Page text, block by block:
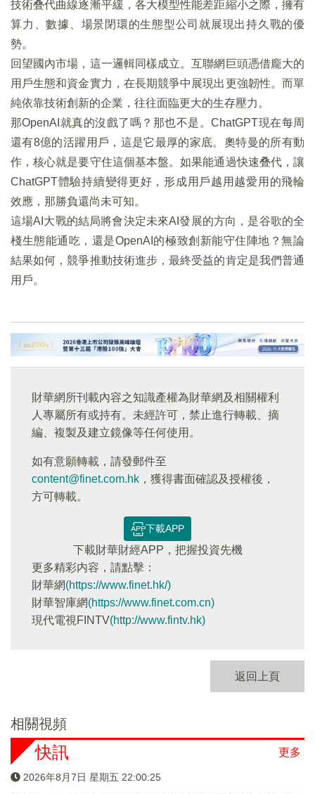
技術叠代曲線逐漸平緩，各大模型性能差距縮小之際，擁有
算力、數據、場景閉環的生態型公司就展現出持久戰的優
勢。
回望國內市場，這一邏輯同樣成立。互聯網巨頭憑借龐大的
用戶生態和資金實力，在長期競爭中展現出更強韌性。而單
純依靠技術創新的企業，往往面臨更大的生存壓力。
那OpenAI就真的沒戲了嗎？那也不是。ChatGPT現在每周
還有8億的活躍用戶，這是它最厚的家底。奧特曼的所有動
作，核心就是要守住這個基本盤。如果能通過快速叠代，讓
ChatGPT體驗持續變得更好，形成用戶越用越愛用的飛輪
效應，那勝負還尚未可知。
這場AI大戰的結局將會決定未來AI發展的方向，是谷歌的全
棧生態能通吃，還是OpenAI的極致創新能守住陣地？無論
結果如何，競爭推動技術進步，最終受益的肯定是我們普通
用戶。
財華網所刊載內容之知識產權為財華網及相關權利
人專屬所有或持有。未經許可，禁止進行轉載、摘
編、複製及建立鏡像等任何使用。
如有意願轉載，請發郵件至
content@finet.com.hk ，獲得書面確認及授權後，
方可轉載。
下載APP
下載財華財經APP，把握投資先機
更多精彩内容，請點擊：
財華網(https://www.finet.hk/)
財華智庫網(https://www.finet.com.cn)
現代電視FINTV(http://www.fintv.hk)
返回上頁
相關視頻
更多
快訊
2026年8月7日 星期五 22:00:26